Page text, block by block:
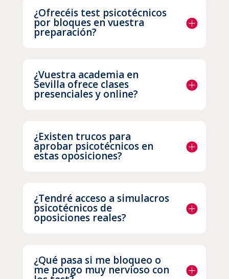
¿Ofrecéis test psicotécnicos
por bloques en vuestra
preparación?
¿Vuestra academia en
Sevilla ofrece clases
presenciales y online?
¿Existen trucos para
aprobar psicotécnicos en
estas oposiciones?
¿Tendré acceso a simulacros
psicotécnicos de
oposiciones reales?
¿Qué pasa si me bloqueo o
me pongo muy nervioso con